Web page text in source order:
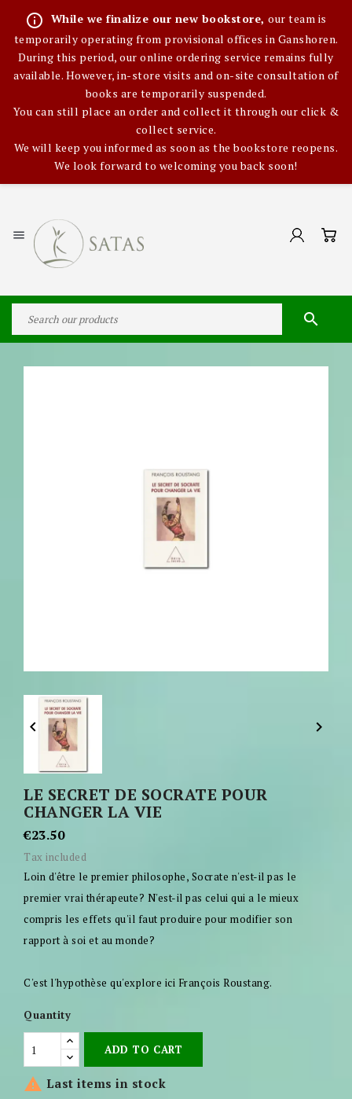
info_outline While we finalize our new bookstore,our team is
temporarily operating from provisional offices in Ganshoren.
During this period, our online ordering service remains fully
available. However, in-store visits and on-site consultation of
books are temporarily suspended.
You can still place an order and collect it through our click &
collect service.
We will keep you informed as soon as the bookstore reopens.
We look forward to welcoming you back soon!


 
LE SECRET DE SOCRATE POUR
CHANGER LA VIE
€23.50
Tax included
Loin d'être le premier philosophe, Socrate n'est-il pas le
premier vrai thérapeute? N'est-il pas celui qui a le mieux
compris les effets qu'il faut produire pour modifier son
rapport à soi et au monde?
C'est l'hypothèse qu'explore ici François Roustang.
Quantity
ADD TO CART
 Last items in stock